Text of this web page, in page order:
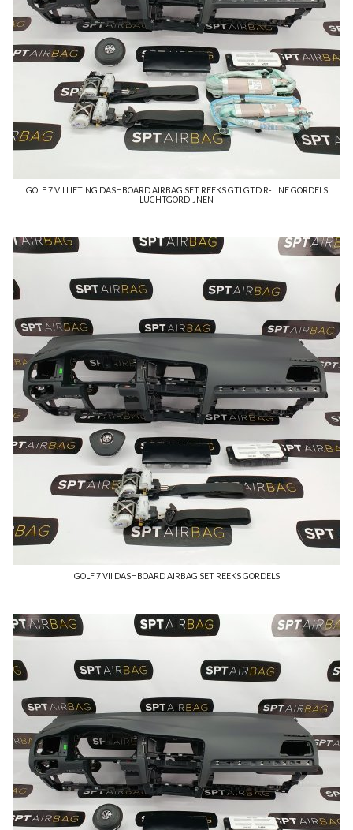
GOLF 7 VII LIFTING DASHBOARD AIRBAG SET REEKS GTI GTD R-LINE GORDELS
LUCHTGORDIJNEN
GOLF 7 VII DASHBOARD AIRBAG SET REEKS GORDELS